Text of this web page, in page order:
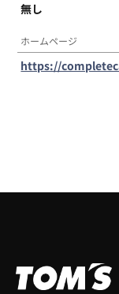
無し
ホームページ
https://